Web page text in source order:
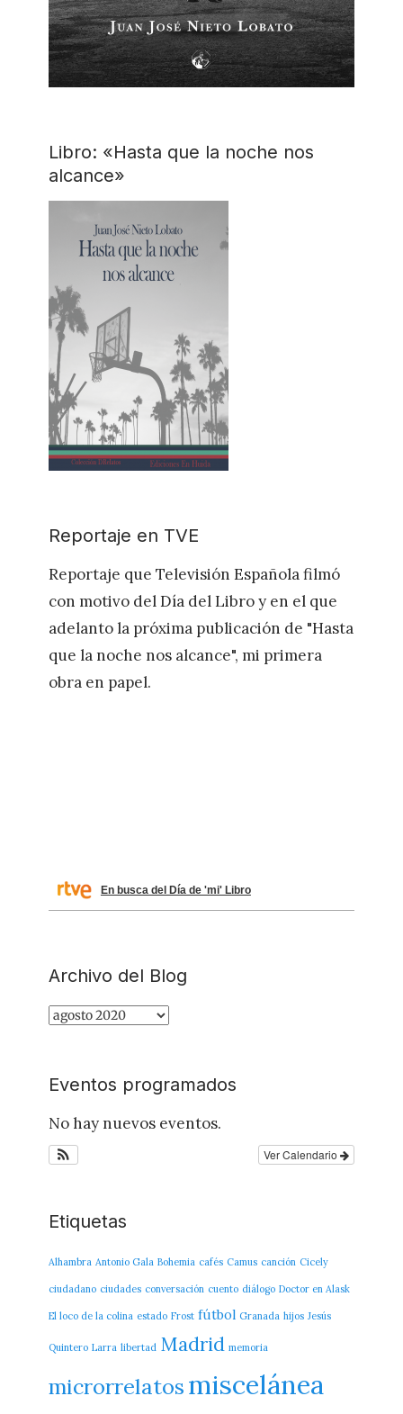
Libro: «Hasta que la noche nos
alcance»
Reportaje en TVE
Reportaje que Televisión Española filmó
con motivo del Día del Libro y en el que
adelanto la próxima publicación de "Hasta
que la noche nos alcance", mi primera
obra en papel.
En busca del Día de 'mi' Libro
Archivo del Blog
Archivo
Eventos programados
No hay nuevos eventos.
Ver Calendario
Etiquetas
Alhambra Antonio Gala Bohemia cafés Camus canción Cicely
ciudadano ciudades conversación cuento diálogo Doctor en Alask
El loco de la colina estado Frost fútbol Granada hijos Jesús
Quintero Larra libertad Madrid memoria
microrrelatos miscelánea